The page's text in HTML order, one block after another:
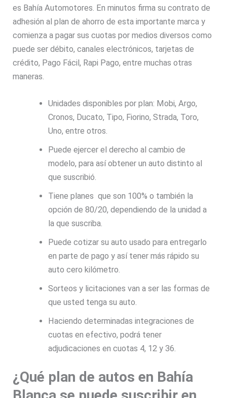
es Bahía Automotores. En minutos firma su contrato de
adhesión al plan de ahorro de esta importante marca y
comienza a pagar sus cuotas por medios diversos como
puede ser débito, canales electrónicos, tarjetas de
crédito, Pago Fácil, Rapi Pago, entre muchas otras
maneras.
Unidades disponibles por plan: Mobi, Argo,
Cronos, Ducato, Tipo, Fiorino, Strada, Toro,
Uno, entre otros.
Puede ejercer el derecho al cambio de
modelo, para así obtener un auto distinto al
que suscribió.
Tiene planes que son 100% o también la
opción de 80/20, dependiendo de la unidad a
la que suscriba.
Puede cotizar su auto usado para entregarlo
en parte de pago y así tener más rápido su
auto cero kilómetro.
Sorteos y licitaciones van a ser las formas de
que usted tenga su auto.
Haciendo determinadas integraciones de
cuotas en efectivo, podrá tener
adjudicaciones en cuotas 4, 12 y 36.
¿Qué plan de autos en Bahía